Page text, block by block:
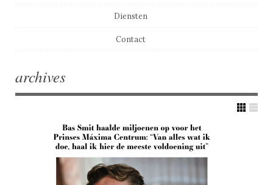
Diensten
Contact
archives